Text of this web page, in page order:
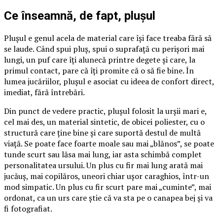
Ce înseamnă, de fapt, plușul
Plușul e genul acela de material care își face treaba fără să
se laude. Când spui pluș, spui o suprafață cu perișori mai
lungi, un puf care îți alunecă printre degete și care, la
primul contact, pare că îți promite că o să fie bine. În
lumea jucăriilor, plușul e asociat cu ideea de confort direct,
imediat, fără întrebări.
Din punct de vedere practic, plușul folosit la urșii mari e,
cel mai des, un material sintetic, de obicei poliester, cu o
structură care ține bine și care suportă destul de multă
viață. Se poate face foarte moale sau mai „blănos”, se poate
tunde scurt sau lăsa mai lung, iar asta schimbă complet
personalitatea ursului. Un plus cu fir mai lung arată mai
jucăuș, mai copilăros, uneori chiar ușor caraghios, într-un
mod simpatic. Un plus cu fir scurt pare mai „cuminte”, mai
ordonat, ca un urs care știe că va sta pe o canapea bej și va
fi fotografiat.